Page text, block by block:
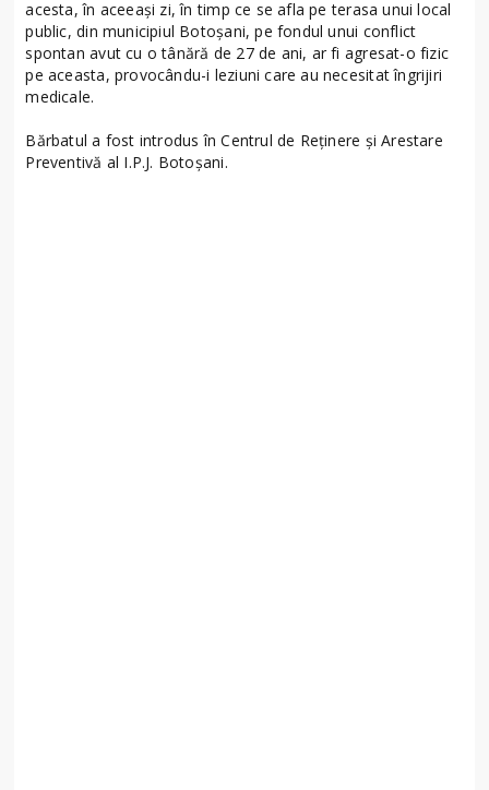
acesta, în aceeași zi, în timp ce se afla pe terasa unui local
public, din municipiul Botoșani, pe fondul unui conflict
spontan avut cu o tânără de 27 de ani, ar fi agresat-o fizic
pe aceasta, provocându-i leziuni care au necesitat îngrijiri
medicale.
Bărbatul a fost introdus în Centrul de Reținere și Arestare
Preventivă al I.P.J. Botoșani.